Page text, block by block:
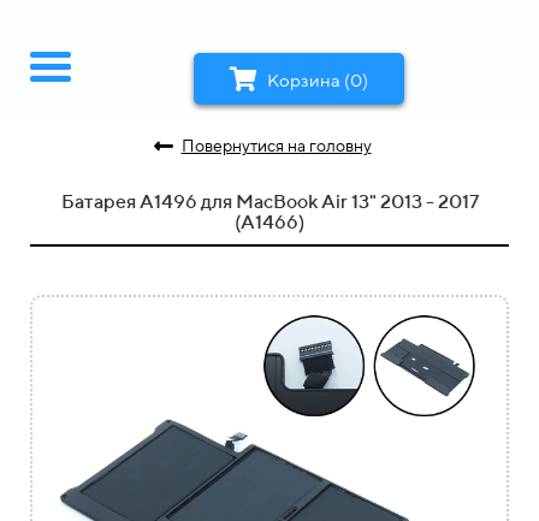
Корзина (0)
Повернутися на головну
Батарея A1496 для MacBook Air 13" 2013 - 2017
(A1466)